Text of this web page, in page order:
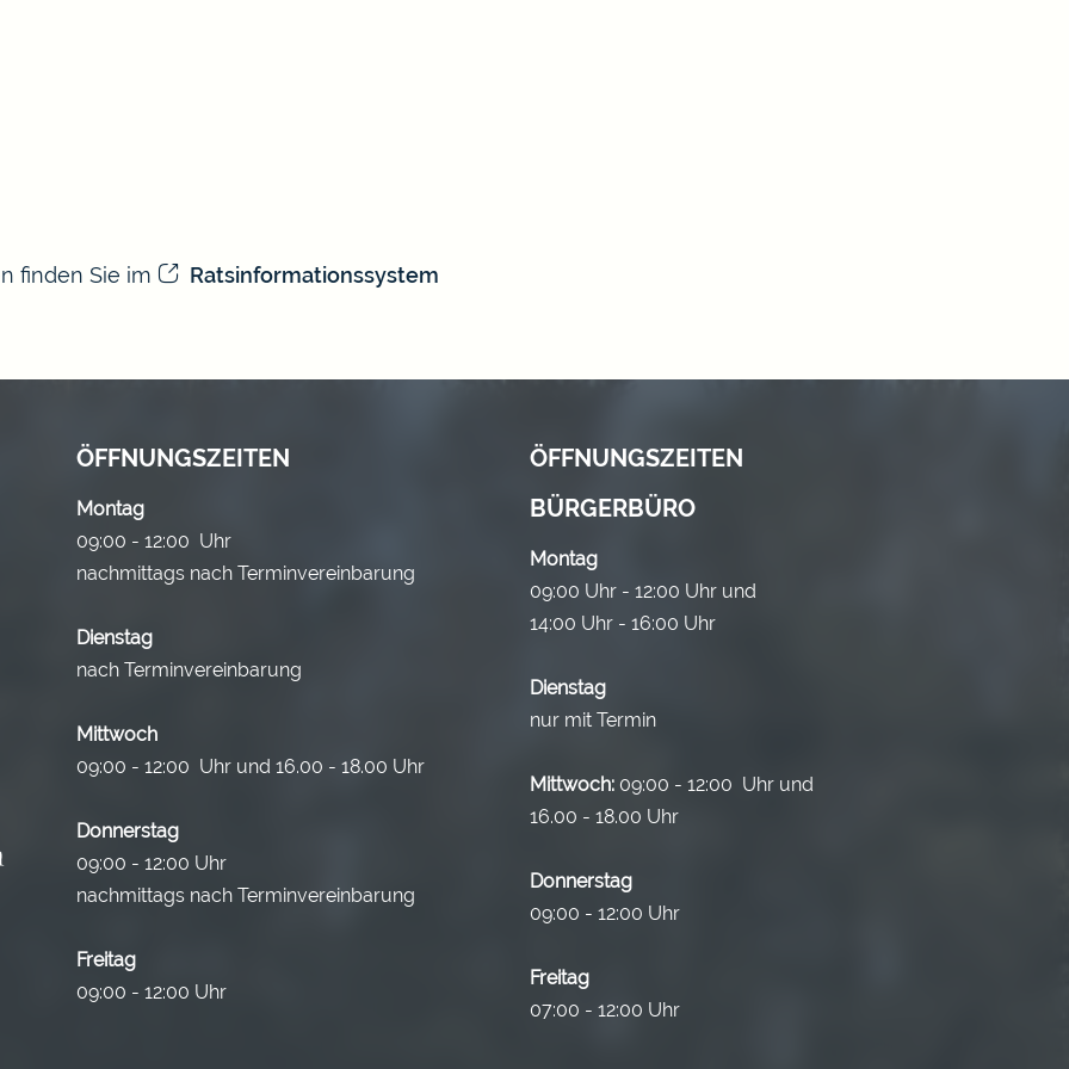
finden Sie im Ratsinformationssystem
ÖFFNUNGSZEITEN
Montag
09:00 - 12:00 Uhr
nachmittags nach Terminvereinbarung
Dienstag
nach Terminvereinbarung
Mittwoch
09:00 - 12:00 Uhr und 16.00 - 18.00 Uhr
Donnerstag
09:00 - 12:00 Uhr
nachmittags nach Terminvereinbarung
Freitag
09:00 - 12:00 Uhr
ÖFFNUNGSZEITEN
BÜRGERBÜRO
Montag
09:00 Uhr - 12:00 Uhr und
14:00 Uhr - 16:00 Uhr
Dienstag
nur mit Termin
Mittwoch: 09:00 - 12:00 Uhr und
16.00 - 18.00 Uhr
Donnerstag
09:00 - 12:00 Uhr
Freitag
07:00 - 12:00 Uhr